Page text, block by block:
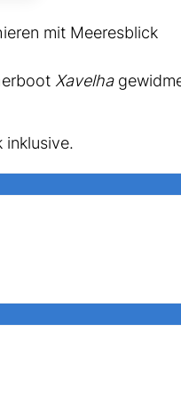
mit Meeresblick
Xavelha
inklusive.